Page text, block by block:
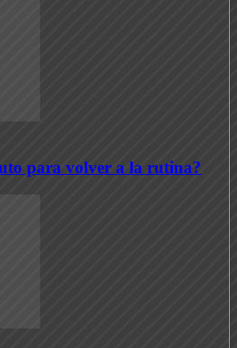
para volver a la rutina?